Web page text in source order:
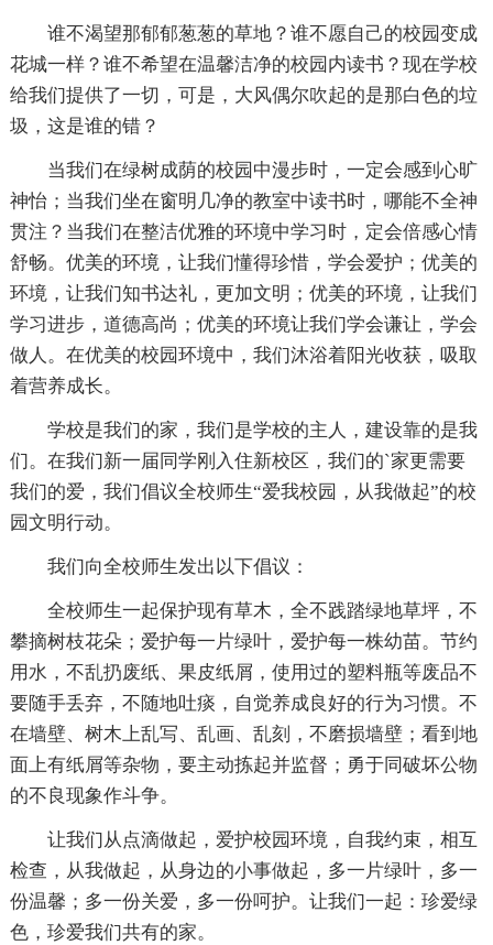
谁不渴望那郁郁葱葱的草地？谁不愿自己的校园变成
花城一样？谁不希望在温馨洁净的校园内读书？现在学校
给我们提供了一切，可是，大风偶尔吹起的是那白色的垃
圾，这是谁的错？
当我们在绿树成荫的校园中漫步时，一定会感到心旷
神怡；当我们坐在窗明几净的教室中读书时，哪能不全神
贯注？当我们在整洁优雅的环境中学习时，定会倍感心情
舒畅。优美的环境，让我们懂得珍惜，学会爱护；优美的
环境，让我们知书达礼，更加文明；优美的环境，让我们
学习进步，道德高尚；优美的环境让我们学会谦让，学会
做人。在优美的校园环境中，我们沐浴着阳光收获，吸取
着营养成长。
学校是我们的家，我们是学校的主人，建设靠的是我
们。在我们新一届同学刚入住新校区，我们的`家更需要
我们的爱，我们倡议全校师生“爱我校园，从我做起”的校
园文明行动。
我们向全校师生发出以下倡议：
全校师生一起保护现有草木，全不践踏绿地草坪，不
攀摘树枝花朵；爱护每一片绿叶，爱护每一株幼苗。节约
用水，不乱扔废纸、果皮纸屑，使用过的塑料瓶等废品不
要随手丢弃，不随地吐痰，自觉养成良好的行为习惯。不
在墙壁、树木上乱写、乱画、乱刻，不磨损墙壁；看到地
面上有纸屑等杂物，要主动拣起并监督；勇于同破坏公物
的不良现象作斗争。
让我们从点滴做起，爱护校园环境，自我约束，相互
检查，从我做起，从身边的小事做起，多一片绿叶，多一
份温馨；多一份关爱，多一份呵护。让我们一起：珍爱绿
色，珍爱我们共有的家。